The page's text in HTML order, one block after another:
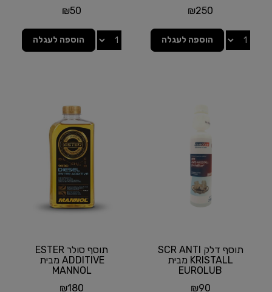
₪250
הוספה לעגלה
₪50
הוספה לעגלה
תוסף דלק SCR ANTI
KRISTALL מבית
EUROLUB
₪90
תוסף סולר ESTER
ADDITIVE מבית
MANNOL
₪180